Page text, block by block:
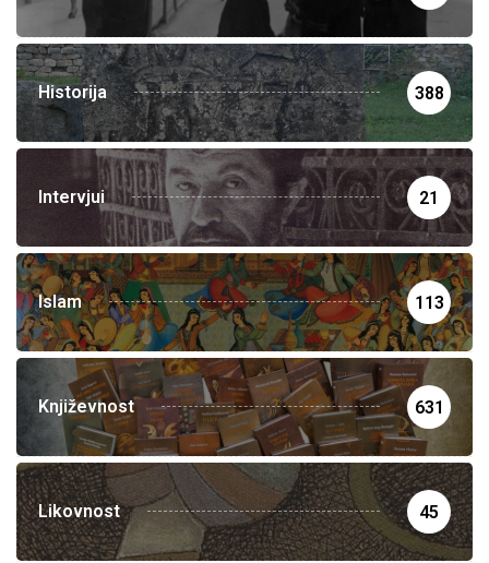
Historija 388
Intervjui 21
Islam 113
Književnost 631
Likovnost 45